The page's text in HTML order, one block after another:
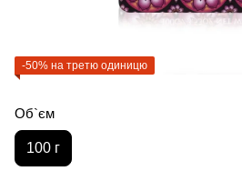
-50% на третю одиницю
Об`єм
100 г